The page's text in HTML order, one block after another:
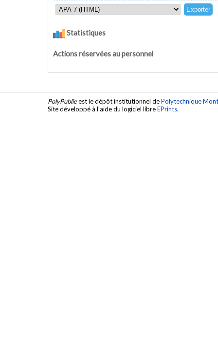
Statistiques
Actions réservées au personnel
PolyPublieest le dépôt institutionnel dePolytechnique
Site développé à l'aide du logiciel libreEPrints.